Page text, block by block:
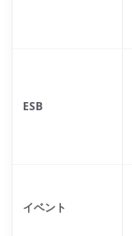
ESB
イベント